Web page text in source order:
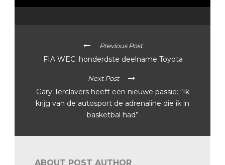
Previous Post
FIA WEC: honderdste deelname Toyota
Next Post
Gary Terclavers heeft een nieuwe passie: “Ik
krijg van de autosport de adrenaline die ik in
basketbal had”
ABOUT POST AUTHOR